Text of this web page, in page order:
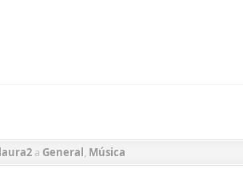
a General, Música